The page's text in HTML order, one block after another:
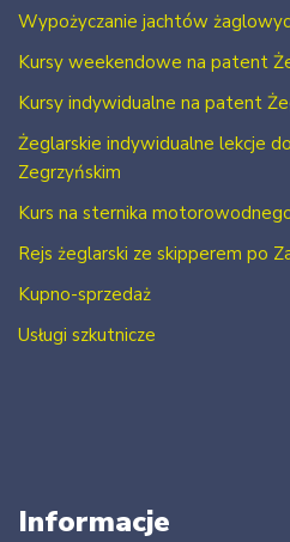
Wypożyczanie jachtów
Kursy weekendowe na patent
Kursy indywidualne na patent
Żeglarskie indywidualne lekcje
Zegrzyńskim
Kurs na sternika
Rejs żeglarski ze skipperem po
Kupno-sprzedaż
Usługi szkutnicze
Informacje